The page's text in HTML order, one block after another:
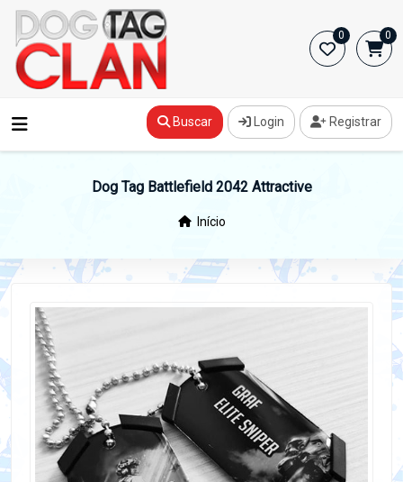
0 0
Buscar Login Registrar
Dog Tag Battlefield 2042 Attractive
Início